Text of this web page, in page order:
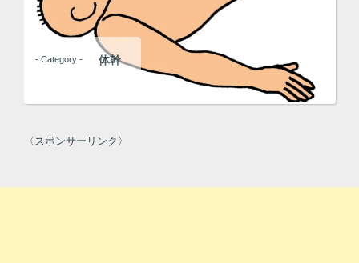
- Category - 体幹
〈スポンサーリンク〉